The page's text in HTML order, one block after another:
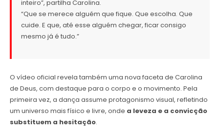
inteiro”, partilha Carolina.
“Que se merece alguém que fique. Que escolha. Que
cuide. E que, até esse alguém chegar, ficar consigo
mesmo já é tudo.”
O vídeo oficial revela também uma nova faceta de Carolina
de Deus, com destaque para o corpo e o movimento. Pela
primeira vez, a dança assume protagonismo visual, refletindo
um universo mais físico e livre, onde a leveza e a convicção
substituem a hesitação.